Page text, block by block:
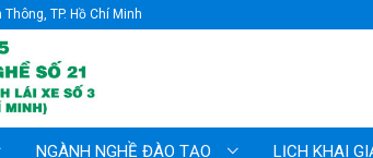
TP. Hồ Chí Minh
NGÀNH NGHỀ ĐÀO TẠO LỊCH KHAI